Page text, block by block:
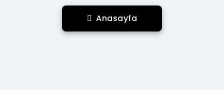
Anasayfa